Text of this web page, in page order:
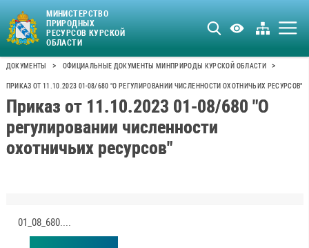
МИНИСТЕРСТВО
ПРИРОДНЫХ
РЕСУРСОВ КУРСКОЙ
ОБЛАСТИ
ДОКУМЕНТЫ > ОФИЦИАЛЬНЫЕ ДОКУМЕНТЫ МИНПРИРОДЫ КУРСКОЙ ОБЛАСТИ >
ПРИКАЗ ОТ 11.10.2023 01-08/680 "О РЕГУЛИРОВАНИИ ЧИСЛЕННОСТИ ОХОТНИЧЬИХ РЕСУРСОВ"
Приказ от 11.10.2023 01-08/680 "О
регулировании численности
охотничьих ресурсов"
01_08_680.pdf